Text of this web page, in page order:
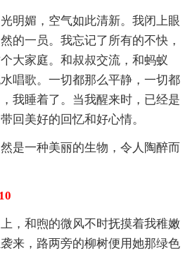
明媚，空气如此清新。我闭上眼
的一员。我忘记了所有的不快，
大家庭。和叔叔交流，和蚂蚁
唱歌。一切都那么平静，一切都
我睡着了。当我醒来时，已经是
回美好的回忆和好心情。
是一种美丽的生物，令人陶醉而
，和煦的微风不时抚摸着我稚嫩
来，路两旁的柳树便用她那绿色